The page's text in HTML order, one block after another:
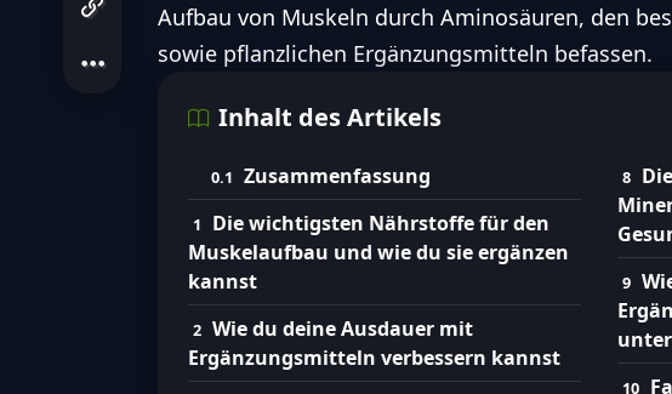
Aufbau von Muskeln durch Aminosäuren, den
sowie pflanzlichen Ergänzungsmitteln befassen.
Inhalt des Artikels
Zusammenfassung
Die wichtigsten Nährstoffe für den
Muskelaufbau und wie du sie ergänzen
kannst
Wie du deine Ausdauer mit
Ergänzungsmitteln verbessern kannst